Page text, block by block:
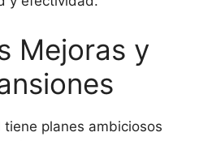
Mejoras y
tiene planes ambiciosos